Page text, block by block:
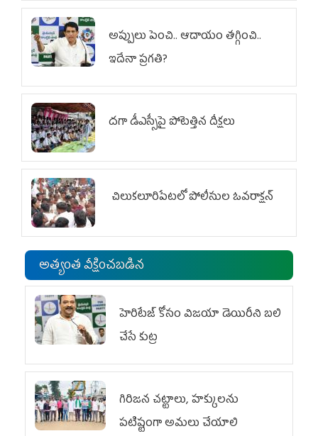
అప్పులు పెంచి.. ఆదాయం తగ్గించి..
ఇదేనా ప్రగతి?
దగా డీఎస్సీపై పోటెత్తిన దీక్షలు
చిలుక‌లూరిపేట‌లో పోలీసుల ఓవ‌రాక్ష‌న్‌
అత్యంత వీక్షించబడిన
హెరిటేజ్ కోసం విజయా డెయిరీని బలి
చేసే కుట్ర‌
గిరిజన చట్టాలు, హక్కులను
పటిష్టంగా అమలు చేయాలి